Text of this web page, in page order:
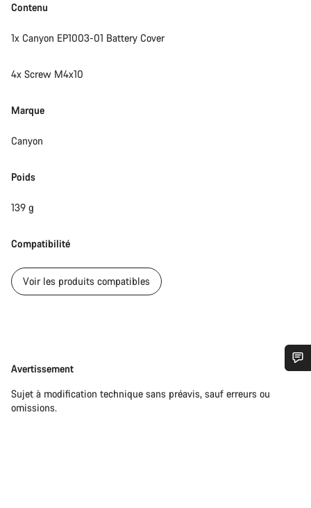
Contenu
1x Canyon EP1003-01 Battery Cover
4x Screw M4x10
Marque
Canyon
Poids
139 g
Compatibilité
Voir les produits compatibles
Avertissement
Avertissement
Sujet à modification technique sans préavis, sauf erreurs ou
omissions.